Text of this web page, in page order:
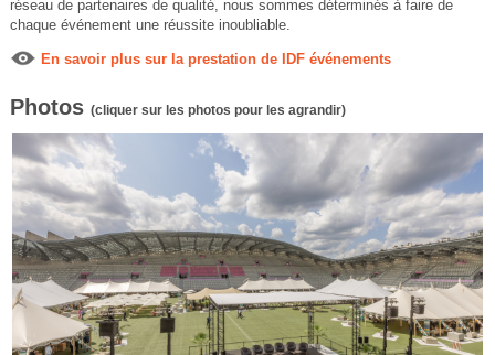
réseau de partenaires de qualité, nous sommes déterminés à faire de
chaque événement une réussite inoubliable.
En savoir plus sur la prestation de IDF événements
Photos (cliquer sur les photos pour les agrandir)